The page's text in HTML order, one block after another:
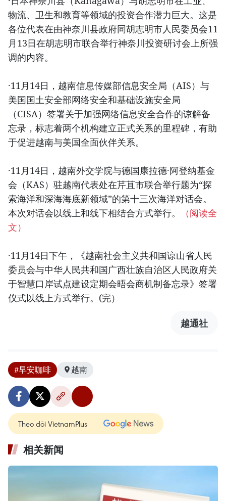
物流、卫生和教育等领域的投资合作潜力巨大。这是
各位代表在由神奈川县政府同胡志明市人民委员会11
月13日在胡志明市联合举行神奈川投资研讨会上所强
调的内容。
·11月14日，越南信息传媒部信息安全局（AIS）与
美国国土安全部网络安全和基础设施安全局
（CISA）签署关于加强网络信息安全合作的谅解备
忘录，标志着两个机构建立正式关系的里程碑，有助
于促进越南与美国全面伙伴关系。
·11月14日，越南外交学院与德国康拉德·阿登纳基金
会（KAS）驻越南代表处在芹苴市联合举行题为“探
索海洋和深海海底新领域”的第十三次海洋对话会。
本次对话会以线上和线下相结合方式举行。
（阅读全
文）
·11月14日下午，《越南社会主义共和国谅山省人民
委员会与中华人民共和国广西壮族自治区人民政府关
于智慧口岸试点建设定期会晤会商机制备忘录》签署
仪式以线上方式举行。(完）
越通社
#早安咖啡 越南
Theo dõi VietnamPlus
相关新闻